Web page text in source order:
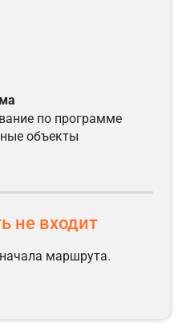
по программе
объекты
не входит
маршрута.